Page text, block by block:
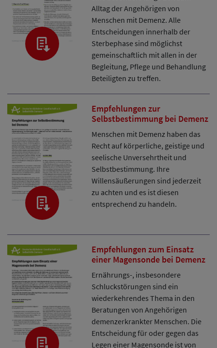
Alltag der Angehörigen von
Menschen mit Demenz. Alle
Entscheidungen innerhalb der
Sterbephase sind möglichst
gemeinschaftlich mit allen in der
Begleitung, Pflege und Behandlung
Beteiligten zu treffen.
Empfehlungen zur
Selbstbestimmung bei Demenz
Menschen mit Demenz haben das
Recht auf körperliche, geistige und
seelische Unversehrtheit und
Selbstbestimmung. Ihre
Willensäußerungen sind jederzeit
zu achten und es ist diesen
entsprechend zu handeln.
Empfehlungen zum Einsatz
einer Magensonde bei Demenz
Ernährungs-, insbesondere
Schluckstörungen sind ein
wiederkehrendes Thema in den
Beratungen von Angehörigen
demenzerkrankter Menschen. Die
Entscheidung für oder gegen das
Legen einer Magensonde ist von